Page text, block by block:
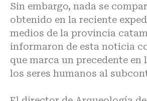
Sin embargo, nada se
obtenido en la reciente
medios de la provincia
informaron de esta noticia
que marca un precedente en
los seres humanos al